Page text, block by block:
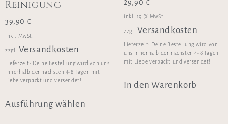
Reinigung
39,90 €
inkl. MwSt.
zzgl. Versandkosten
Lieferzeit: Deine Bestellung wird von uns
innerhalb der nächsten 4-8 Tagen mit
Liebe verpackt und versendet!
Ausführung wählen
29,90 €
inkl. 19 % MwSt.
zzgl. Versandkosten
Lieferzeit: Deine Bestellung wird von
uns innerhalb der nächsten 4-8 Tagen
mit Liebe verpackt und versendet!
In den Warenkorb